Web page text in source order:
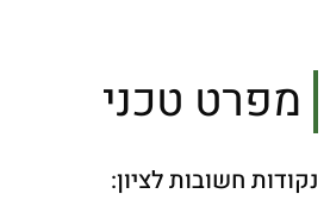
מפרט טכני
נקודות חשובות לציון: